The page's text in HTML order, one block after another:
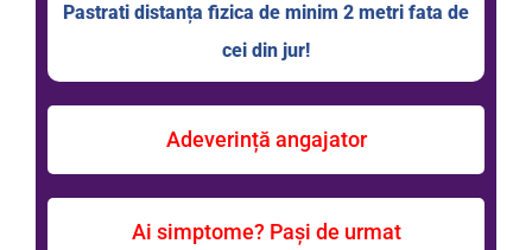
Pastrati distanța fizica de minim 2 metri fata de
cei din jur!
Adeverință angajator
Ai simptome? Pași de urmat